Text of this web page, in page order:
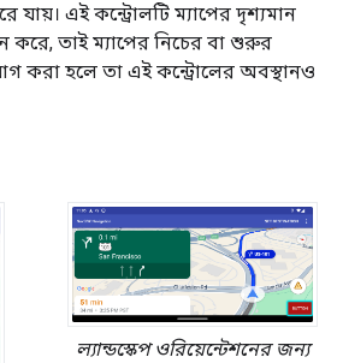
এই কন্ট্রোলটি ম্যাপের দৃশ্যমান
করে, তাই ম্যাপের নিচের বা শুরুর
করা হলে তা এই কন্ট্রোলের অবস্থানও
ল্যান্ডস্কেপ ওরিয়েন্টেশনের জন্য